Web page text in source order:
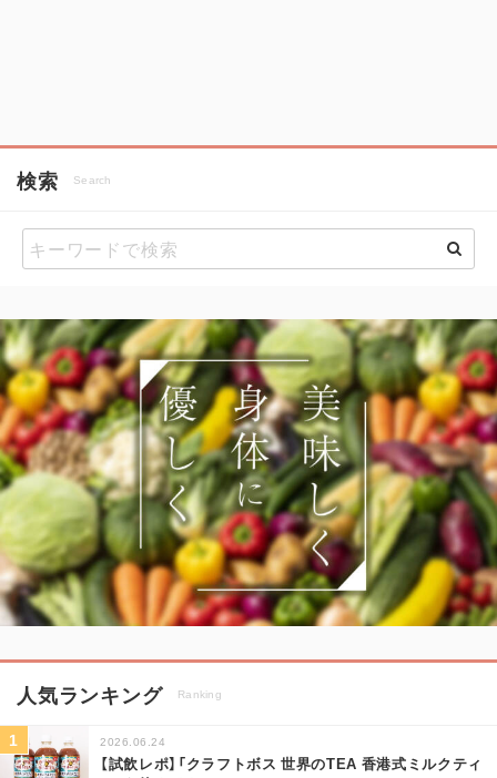
検索 Search
人気ランキング Ranking
2026.06.24
【試飲レポ】「クラフトボス 世界のTEA 香港式ミルクティ